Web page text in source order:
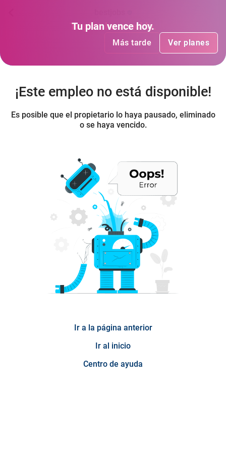
Tu plan ha vencido.
Más tarde Ver planes
Tu plan vence hoy.
Más tarde Ver planes
¡Este empleo no está disponible!
Es posible que el propietario lo haya pausado, eliminado
o se haya vencido.
Ir a la página anterior
Ir al inicio
Centro de ayuda